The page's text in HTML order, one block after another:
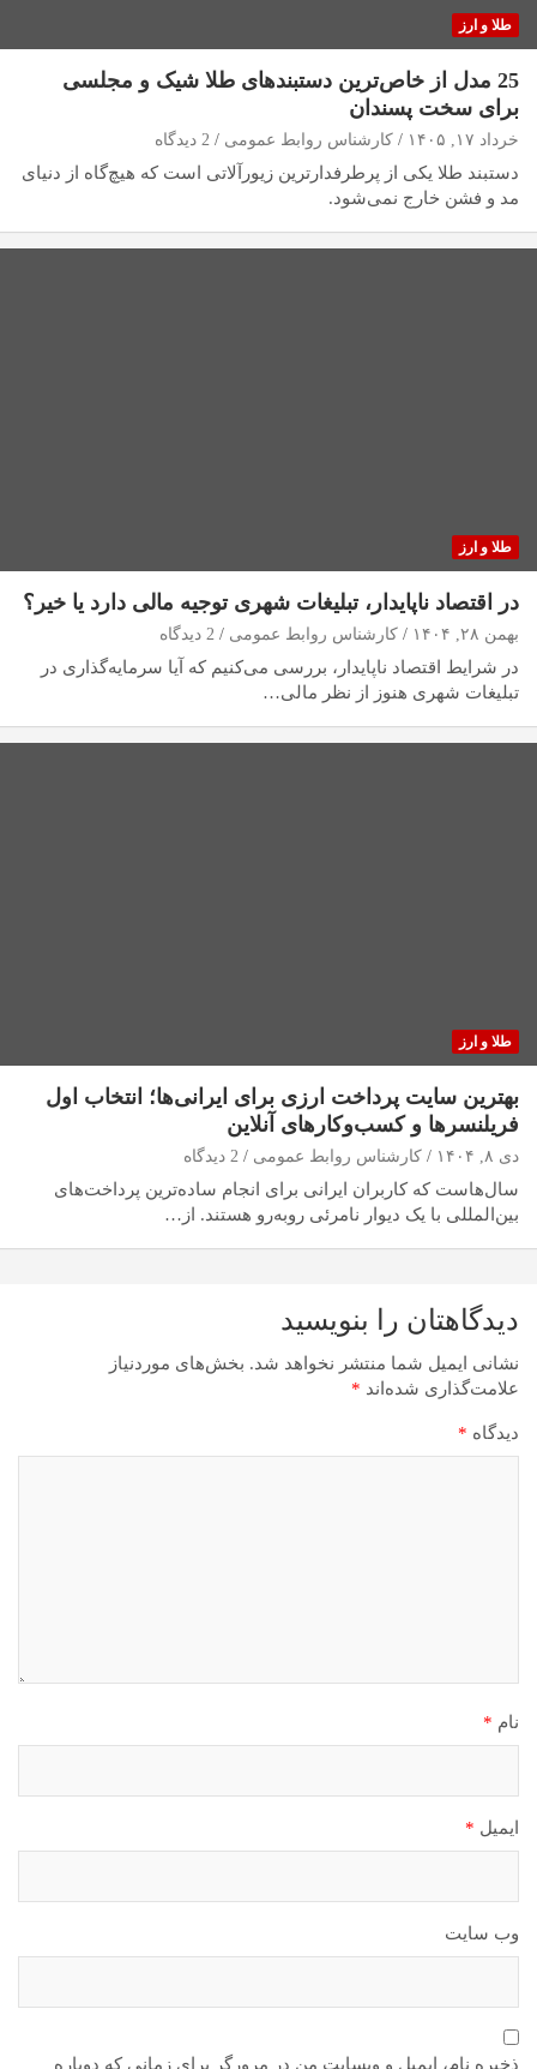
طلا و ارز
25 ‌مدل از خاص‌ترین دستبندهای طلا شیک و مجلسی
برای سخت پسندان
خرداد ۱۷, ۱۴۰۵ کارشناس روابط عمومی 2 دیدگاه
دستبند طلا یکی از پرطرفدارترین زیورآلاتی است که هیچ‌گاه از دنیای
مد و فشن خارج نمی‌شود.
طلا و ارز
در اقتصاد ناپایدار، تبلیغات شهری توجیه مالی دارد یا خیر؟
بهمن ۲۸, ۱۴۰۴ کارشناس روابط عمومی 2 دیدگاه
در شرایط اقتصاد ناپایدار، بررسی می‌کنیم که آیا سرمایه‌گذاری در
تبلیغات شهری هنوز از نظر مالی…
طلا و ارز
بهترین سایت پرداخت ارزی برای ایرانی‌ها؛ انتخاب اول
فریلنسرها و کسب‌وکارهای آنلاین
دی ۸, ۱۴۰۴ کارشناس روابط عمومی 2 دیدگاه
سال‌هاست که کاربران ایرانی برای انجام ساده‌ترین پرداخت‌های
بین‌المللی با یک دیوار نامرئی روبه‌رو هستند. از…
دیدگاهتان را بنویسید
نشانی ایمیل شما منتشر نخواهد شد. بخش‌های موردنیاز
علامت‌گذاری شده‌اند*
دیدگاه*
نام*
ایمیل *
وب‌ سایت
ذخیره نام، ایمیل و وبسایت من در مرورگر برای زمانی که دوباره